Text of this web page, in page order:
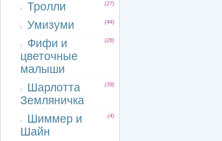
Тролли (27)
Умизуми (44)
Фифи и
цветочные
малыши
(28)
Шарлотта
Земляничка
(39)
Шиммер и
Шайн
(4)